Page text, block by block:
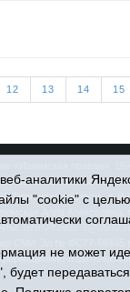
12 13 14 15
ссылка
Тюменская область, г.
IshimPravda-
аналитики
"cookie" с
не может